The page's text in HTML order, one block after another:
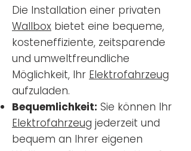
Die Installation einer privaten
Wallbox bietet eine bequeme,
kosteneffiziente, zeitsparende
und umweltfreundliche
Möglichkeit, Ihr Elektrofahrzeug
aufzuladen.
Bequemlichkeit: Sie können Ihr
Elektrofahrzeug jederzeit und
bequem an Ihrer eigenen